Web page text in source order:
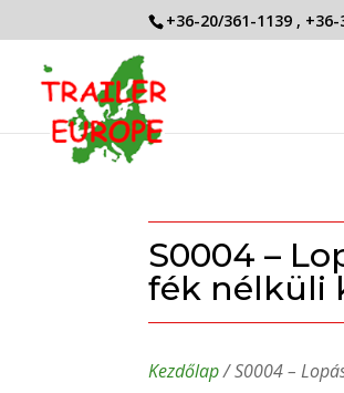
+36-20/361-1139 , +36-
S0004 –
fék nélküli
Kezdőlap/ S0004 –